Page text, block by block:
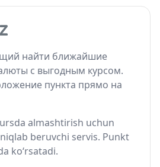
найти ближайшие
с выгодным курсом.
пункта прямо на
almashtirish uchun
beruvchi servis. Punkt
ko‘rsatadi.